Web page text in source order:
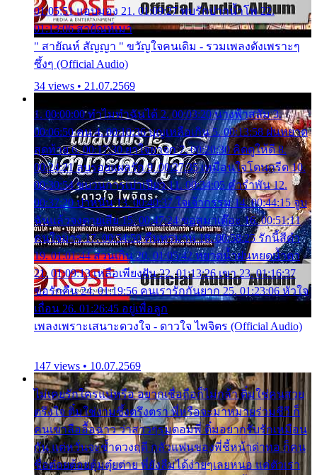
01:05:51 แอบมอง 21. 01:09:27 พบรักปากน้ำโพ 22.
01:13:06 สายัณห์เมา
" สายัณห์ สัญญา " ขวัญใจคนเดิม - รวมเพลงดังเพราะๆ
ซึ้งๆ (Official Audio)
34 views • 21.07.2569
1. 00:00:00 ทำไมทำฉันได้ 2. 00:03:20 นางฟ้าสลัม 3.
00:06:50 คน 4. 00:10:36 บุญเหลือเกิน 5. 00:13:58 ฝนหยาด
สุดท้าย 6. 00:17:30 ยาใจยาจก 7. 00:20:30 คิดดูให้ดี 8.
00:24:21 ลบรอยแผลรัก 9. 00:27:35 เหมือนใจโดนกรีด 10.
00:30:54 ขบวนการเปาเปียว 11. 00:34:05 คำรำพัน 12.
00:37:20 ปาหนัน 13. 00:40:37 ใจเจ้ากรรม 14. 00:44:15 จูบ
ฉันแล้วจงตายเสีย 15. 00:47:24 ขอสูมาเต๊อะ 16. 00:51:11
คนใจมาร 17. 00:54:50 คืนทรมาน 18. 00:58:25 รักนี้สีดำ
19. 01:01:44 ส่วนเกิน 20. 01:05:42 หยาดน้ำฝนหยดน้ำตา
21. 01:09:13 เหลือเพียงฝัน 22. 01:13:26 เขา 23. 01:16:37
ขอรักคืน 24. 01:19:56 คนเรารักกันยาก 25. 01:23:06 หัวใจ
เถื่อน 26. 01:26:45 อยู่เพื่อลูก
เพลงเพราะเสนาะดวงใจ - ดาวใจ ไพจิตร (Official Audio)
147 views • 10.07.2569
ไม่เคยรักใครแน่หรือ อยากเชื่อถือก็ไม่กล้า ติ๋มใช่คนสวย
ตรึงใจ ติ๋มใช่งามซึ้งตรึงตรา พี่หรือจะมาหมายร่วมชีวี ก็
คนเขาลืออื้อฉาว ว่าสาวๆรุมตอมพี่ ติ๋มอยากรับรักเหมือน
กัน แต่หวั่นจะช้ำดวงฤดี กลัวแฟนของพี่ชี้หน้าด่าทอ ก็คน
ชื่อต๋อยต้อยตุ้มตุ๋ยต่าย พี่ยังลืมได้ง่ายๆเลยหนอ แค่ตัวเรา